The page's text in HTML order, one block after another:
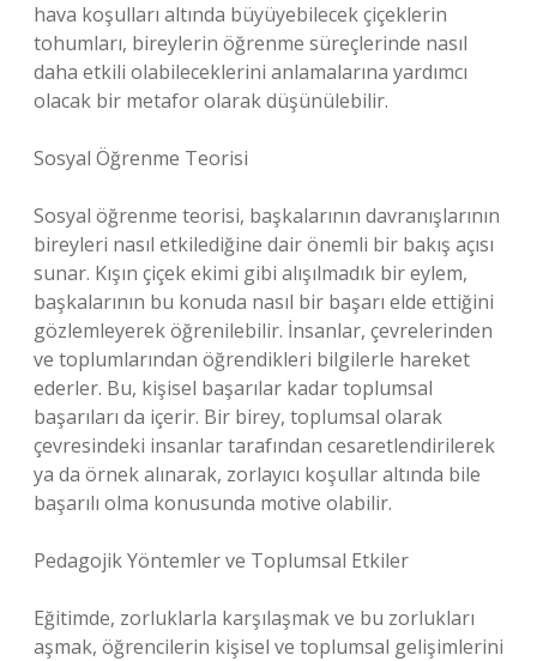
hava koşulları altında büyüyebilecek çiçeklerin
tohumları, bireylerin öğrenme süreçlerinde nasıl
daha etkili olabileceklerini anlamalarına yardımcı
olacak bir metafor olarak düşünülebilir.
Sosyal Öğrenme Teorisi
Sosyal öğrenme teorisi, başkalarının davranışlarının
bireyleri nasıl etkilediğine dair önemli bir bakış açısı
sunar. Kışın çiçek ekimi gibi alışılmadık bir eylem,
başkalarının bu konuda nasıl bir başarı elde ettiğini
gözlemleyerek öğrenilebilir. İnsanlar, çevrelerinden
ve toplumlarından öğrendikleri bilgilerle hareket
ederler. Bu, kişisel başarılar kadar toplumsal
başarıları da içerir. Bir birey, toplumsal olarak
çevresindeki insanlar tarafından cesaretlendirilerek
ya da örnek alınarak, zorlayıcı koşullar altında bile
başarılı olma konusunda motive olabilir.
Pedagojik Yöntemler ve Toplumsal Etkiler
Eğitimde, zorluklarla karşılaşmak ve bu zorlukları
aşmak, öğrencilerin kişisel ve toplumsal gelişimlerini